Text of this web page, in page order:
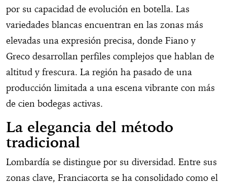
por su capacidad de evolución en botella. Las
variedades blancas encuentran en las zonas más
elevadas una expresión precisa, donde Fiano y
Greco desarrollan perfiles complejos que hablan de
altitud y frescura. La región ha pasado de una
producción limitada a una escena vibrante con más
de cien bodegas activas.
La elegancia del método
tradicional
Lombardía se distingue por su diversidad. Entre sus
zonas clave, Franciacorta se ha consolidado como el